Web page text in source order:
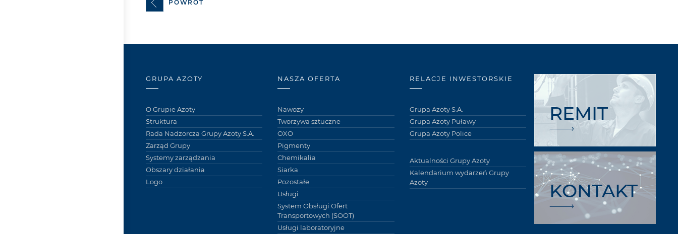
POWRÓT
GRUPA AZOTY
O Grupie Azoty
Struktura
Rada Nadzorcza Grupy Azoty S.A.
Zarząd Grupy
Systemy zarządzania
Obszary działania
Logo
NASZA OFERTA
Nawozy
Tworzywa sztuczne
OXO
Pigmenty
Chemikalia
Siarka
Pozostałe
Usługi
System Obsługi Ofert
Transportowych (SOOT)
Usługi laboratoryjne
RELACJE INWESTORSKIE
Grupa Azoty S.A.
Grupa Azoty Puławy
Grupa Azoty Police
Aktualności Grupy Azoty
Kalendarium wydarzeń Grupy
Azoty
REMIT
KONTAKT